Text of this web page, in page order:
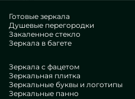
Готовые зеркала
Душевые перегородки
Закаленное стекло
Зеркала в багете
Зеркала с фацетом
Зеркальная плитка
Зеркальные буквы и логотипы
Зеркальные панно